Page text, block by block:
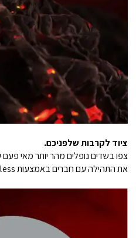
ציוד לקרבות שלפניכם.
את התהילה עם חברים באמצעות Arctis Nova 7 Wireless שלך. הכל קורה על משטח המשחק QcK Heavy XXL בעיצוב Diablo.